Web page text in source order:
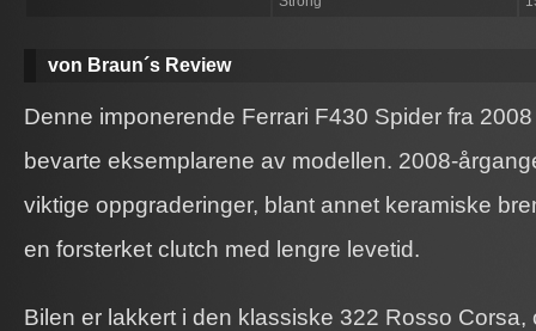
von Braun´s Review
Denne imponerende Ferrari F430 Spider fra
bevarte eksemplarene av modellen. 2008-
viktige oppgraderinger, blant annet keramiske
en forsterket clutch med lengre levetid.
Bilen er lakkert i den klassiske 322 Rosso Corsa,